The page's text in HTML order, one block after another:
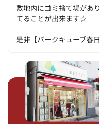
敷地内にゴミ捨て場があ
てることが出来ます☆
是非【パークキューブ春